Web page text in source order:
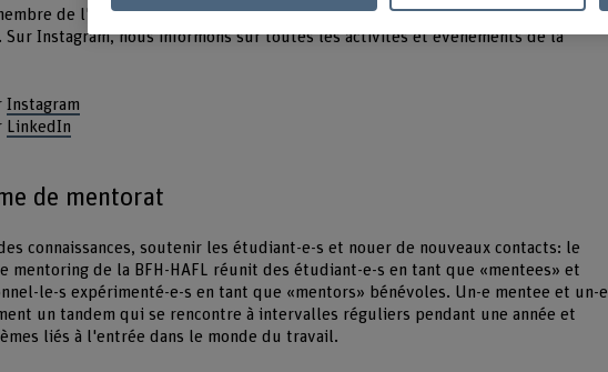
de l'Alumni BFH-HAFL, tu peux échanger avec d'autres alumni sur notre
Sur Instagram, nous informons sur toutes les activités et événements de la
Instagram
LinkedIn
de mentorat
connaissances, soutenir les étudiant-e-s et nouer de nouveaux contacts: le
mentoring de la BFH-HAFL réunit des étudiant-e-s en tant que «mentees» et
le-s expérimenté-e-s en tant que «mentors» bénévoles. Un-e mentee et un-e
un tandem qui se rencontre à intervalles réguliers pendant une année et
liés à l'entrée dans le monde du travail.